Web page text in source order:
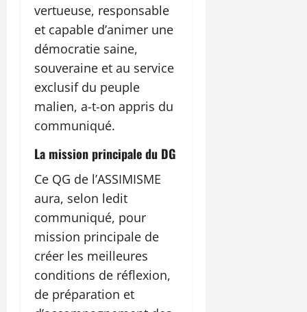
vertueuse, responsable
et capable d’animer une
démocratie saine,
souveraine et au service
exclusif du peuple
malien, a-t-on appris du
communiqué.
La mission principale du DG
Ce QG de l’ASSIMISME
aura, selon ledit
communiqué, pour
mission principale de
créer les meilleures
conditions de réflexion,
de préparation et